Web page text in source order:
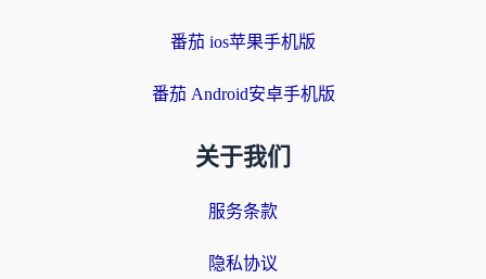
番茄 ios苹果手机版
番茄 Android安卓手机版
关于我们
服务条款
隐私协议